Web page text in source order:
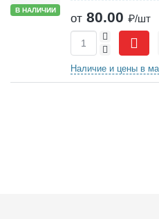
В НАЛИЧИИ
от 80.00 ₽/шт
-
+
Наличие и цены в